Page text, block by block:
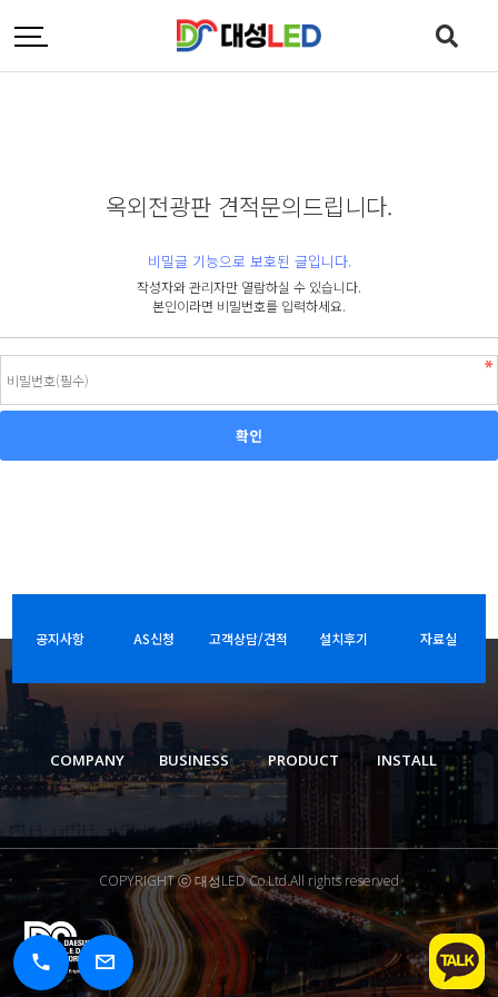
옥외전광판 견적문의드립니다.
비밀글 기능으로 보호된 글입니다.
작성자와 관리자만 열람하실 수 있습니다.
본인이라면 비밀번호를 입력하세요.
공지사항 AS신청 고객상담/견적 설치후기 자료실
COMPANY BUSINESS PRODUCT INSTALL
COPYRIGHT ⓒ 대성LED Co.Ltd.All rights reserved